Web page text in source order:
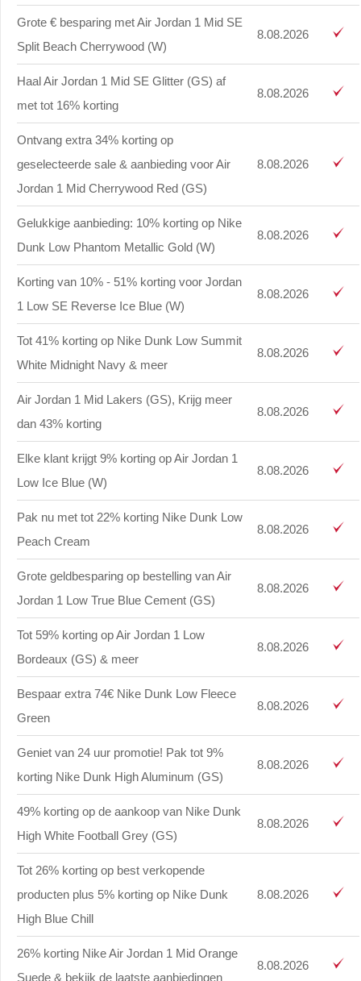
Grote € besparing met Air Jordan 1 Mid SE
Split Beach Cherrywood (W)
8.08.2026
Haal Air Jordan 1 Mid SE Glitter (GS) af
met tot 16% korting
8.08.2026
Ontvang extra 34% korting op
geselecteerde sale & aanbieding voor Air
Jordan 1 Mid Cherrywood Red (GS)
8.08.2026
Gelukkige aanbieding: 10% korting op Nike
Dunk Low Phantom Metallic Gold (W)
8.08.2026
Korting van 10% - 51% korting voor Jordan
1 Low SE Reverse Ice Blue (W)
8.08.2026
Tot 41% korting op Nike Dunk Low Summit
White Midnight Navy & meer
8.08.2026
Air Jordan 1 Mid Lakers (GS), Krijg meer
dan 43% korting
8.08.2026
Elke klant krijgt 9% korting op Air Jordan 1
Low Ice Blue (W)
8.08.2026
Pak nu met tot 22% korting Nike Dunk Low
Peach Cream
8.08.2026
Grote geldbesparing op bestelling van Air
Jordan 1 Low True Blue Cement (GS)
8.08.2026
Tot 59% korting op Air Jordan 1 Low
Bordeaux (GS) & meer
8.08.2026
Bespaar extra 74€ Nike Dunk Low Fleece
Green
8.08.2026
Geniet van 24 uur promotie! Pak tot 9%
korting Nike Dunk High Aluminum (GS)
8.08.2026
49% korting op de aankoop van Nike Dunk
High White Football Grey (GS)
8.08.2026
Tot 26% korting op best verkopende
producten plus 5% korting op Nike Dunk
High Blue Chill
8.08.2026
26% korting Nike Air Jordan 1 Mid Orange
Suede & bekijk de laatste aanbiedingen
8.08.2026